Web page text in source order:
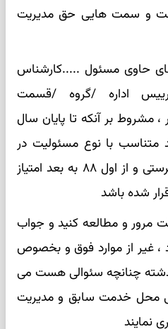
و سمت هایی حق مدیریت
حاوی مسئول .....کارشناس
اداره /گروه /قسمت
مشروط بر آنکه تا پایان سال
درصد تا ۲۵ درصد متناسب با نوع مسئولیت در
حکم کارکزینی انها حق سرپرستی و از اول ۸۸ به بعد امتیاز
شده باشد
مرور و مطالعه کنید و جواب
، غیر از موارد فوق و بخصوص
چنانچه سئوالی هست می
محل خدمت سابق و مدیریت
نمایند